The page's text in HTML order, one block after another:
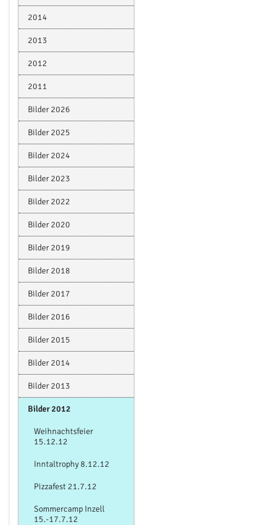
2014
2013
2012
2011
Bilder 2026
Bilder 2025
Bilder 2024
Bilder 2023
Bilder 2022
Bilder 2020
Bilder 2019
Bilder 2018
Bilder 2017
Bilder 2016
Bilder 2015
Bilder 2014
Bilder 2013
Bilder 2012
Weihnachtsfeier
15.12.12
Inntaltrophy 8.12.12
Pizzafest 21.7.12
Sommercamp Inzell
15.-17.7.12